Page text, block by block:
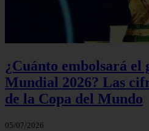
¿Cuánto embolsará el
Mundial 2026? Las
de la Copa del Mundo
05/07/2026